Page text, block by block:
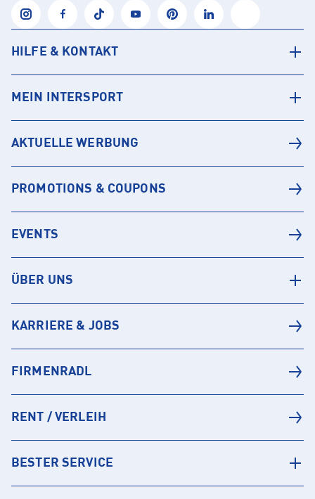
HILFE & KONTAKT
MEIN INTERSPORT
AKTUELLE WERBUNG
PROMOTIONS & COUPONS
EVENTS
ÜBER UNS
KARRIERE & JOBS
FIRMENRADL
RENT / VERLEIH
BESTER SERVICE